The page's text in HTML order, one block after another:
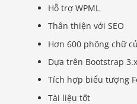
Hỗ trợ WPML
Thân thiện với SEO
Hơn 600 phông chữ
Dựa trên Bootstrap 3.x
Tích hợp biểu tượng
Tài liệu tốt